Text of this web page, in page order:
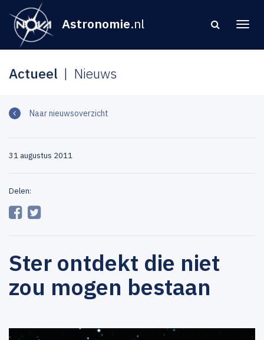
Astronomie.nl
Actueel Nieuws
Naar nieuwsoverzicht
31 augustus 2011
Delen:
Ster ontdekt die niet
zou mogen bestaan